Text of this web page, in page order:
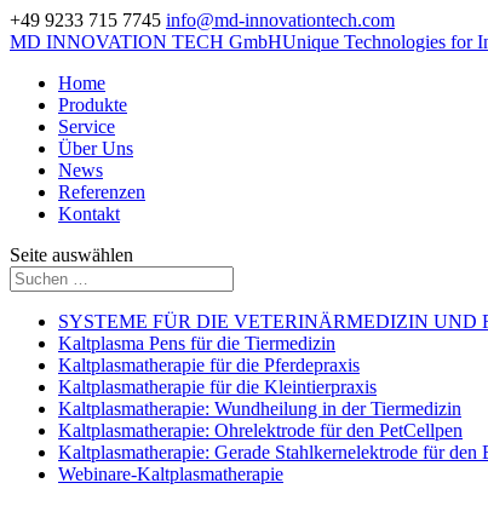
+49 9233 715 7745 info@md-innovationtech.com
MD INNOVATION TECH GmbHUnique Technologies for
Home
Produkte
Service
Über Uns
News
Referenzen
Kontakt
Seite auswählen
SYSTEME FÜR DIE VETERINÄRMEDIZIN UND
Kaltplasma Pens für die Tiermedizin
Kaltplasmatherapie für die Pferdepraxis
Kaltplasmatherapie für die Kleintierpraxis
Kaltplasmatherapie: Wundheilung in der Tiermedizin
Kaltplasmatherapie: Ohrelektrode für den PetCellpen
Kaltplasmatherapie: Gerade Stahlkernelektrode für den
Webinare-Kaltplasmatherapie